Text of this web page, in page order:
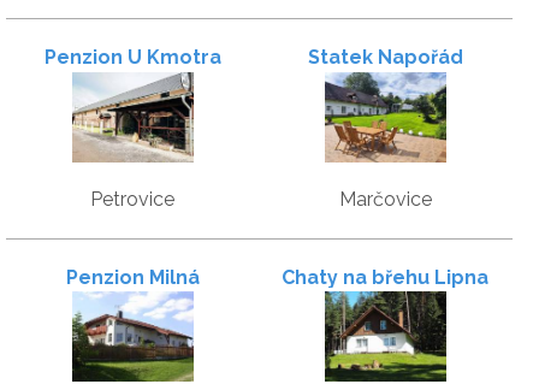
Penzion U Kmotra
Petrovice
Statek Napořád
Marčovice
Penzion Milná Chaty na břehu Lipna